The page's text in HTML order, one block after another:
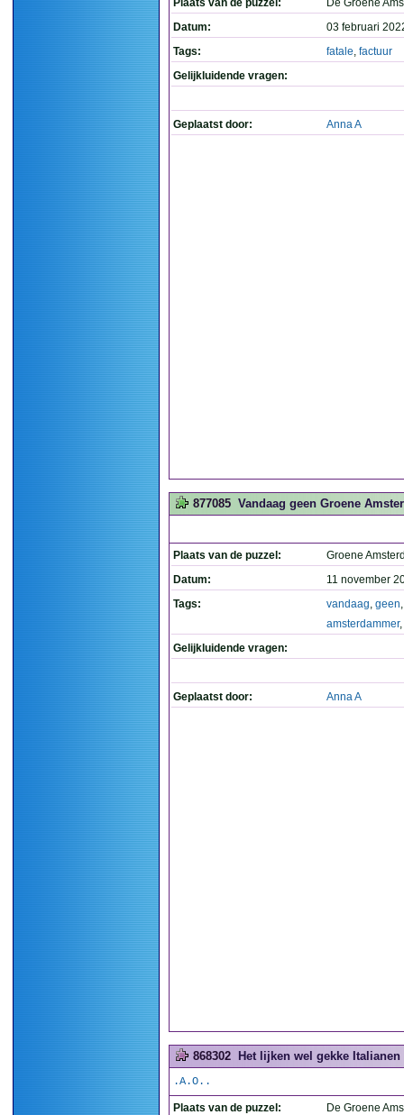
Plaats van de puzzel:
De Groene
Datum:
03 februari
Tags:
fatale, factuur
Gelijkluidende vragen:
Geplaatst door: Anna A
877085 Vandaag geen Groene
Plaats van de puzzel:
Groene
Datum:
11 november
Tags:
vandaag, geen
amsterdammer,
Gelijkluidende vragen:
Geplaatst door: Anna A
868302 Het lijken wel gekke
.A.O..
Plaats van de puzzel:
De Groene